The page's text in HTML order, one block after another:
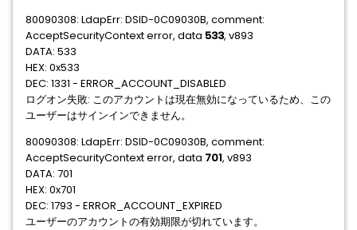
80090308: LdapErr: DSID-0C09030B, comment:
AcceptSecurityContext error, data 533, v893
DATA: 533
HEX: 0x533
DEC: 1331 - ERROR_ACCOUNT_DISABLED
ログオン失敗: このアカウントは現在無効になっているため、この
ユーザーはサインインできません。
80090308: LdapErr: DSID-0C09030B, comment:
AcceptSecurityContext error, data 701, v893
DATA: 701
HEX: 0x701
DEC: 1793 - ERROR_ACCOUNT_EXPIRED
ユーザーのアカウントの有効期限が切れています。